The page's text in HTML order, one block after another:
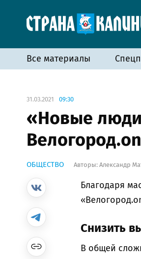
Все материалы
31.03.2021 09:30
«Новые
ОБЩЕСТВО Авторы: Александр
Благодаря
Снизить
В общей